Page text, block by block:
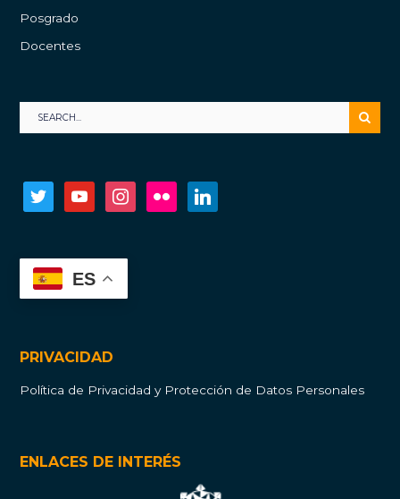
Posgrado
Docentes
twitter youtube instagramflickr
ES
PRIVACIDAD
Política de Privacidad y Protección de Datos Personales
ENLACES DE INTERÉS